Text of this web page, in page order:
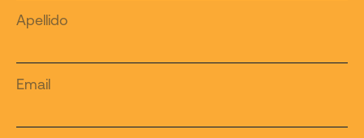
Apellido
Email